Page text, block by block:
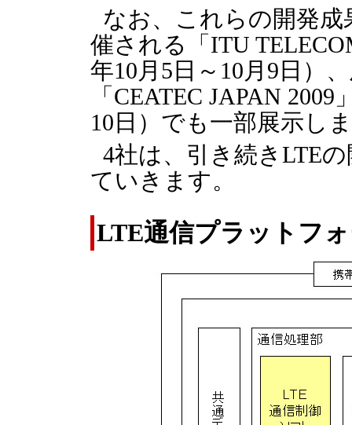
なお、これらの開発
催される「ITU
年10月5日～10月9日）
「CEATEC JAPAN
10日）でも一部展示し
4社は、引き続きLTE
ていきます。
LTE通信プラットフ